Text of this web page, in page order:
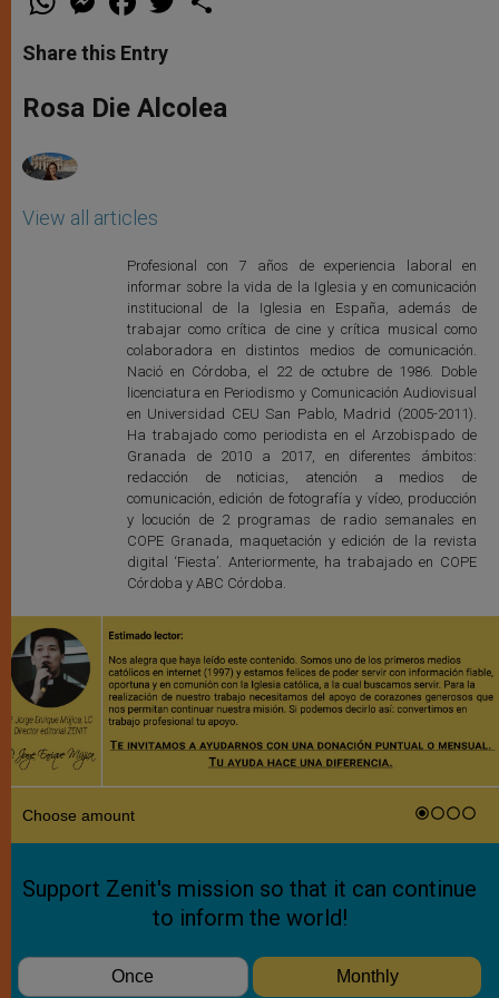
t
s
p
p
e
s
e
g
e
a
e
b
o
k
w
r
Share this Entry
Rosa Die Alcolea
View all articles
Profesional con 7 años de experiencia laboral en
informar sobre la vida de la Iglesia y en comunicación
institucional de la Iglesia en España, además de
trabajar como crítica de cine y crítica musical como
colaboradora en distintos medios de comunicación.
Nació en Córdoba, el 22 de octubre de 1986. Doble
licenciatura en Periodismo y Comunicación Audiovisual
en Universidad CEU San Pablo, Madrid (2005-2011).
Ha trabajado como periodista en el Arzobispado de
Granada de 2010 a 2017, en diferentes ámbitos:
redacción de noticias, atención a medios de
comunicación, edición de fotografía y vídeo, producción
y locución de 2 programas de radio semanales en
COPE Granada, maquetación y edición de la revista
digital ‘Fiesta’. Anteriormente, ha trabajado en COPE
Córdoba y ABC Córdoba.